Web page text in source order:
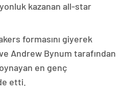
kazanan all-star
formasını giyerek
Andrew Bynum tarafından
oynayan en genç
etti.